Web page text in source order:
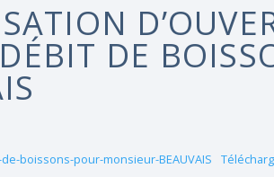
DE
boissons-pour-monsieur-BEAUVAIS